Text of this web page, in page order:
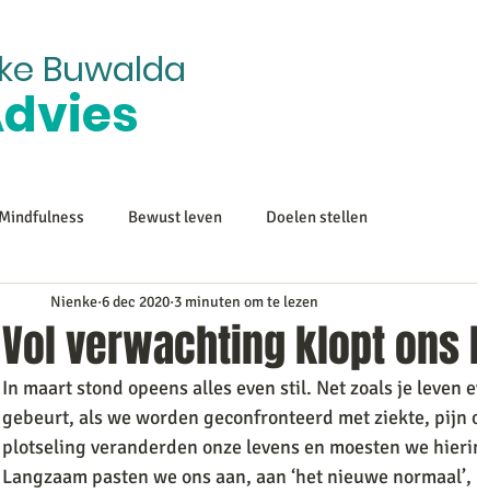
Buwalda
Mindfulness Bewust leven Doelen stellen
Vol verwachting klopt ons
Nienke 6 dec 2020 3 minuten om te lezen
In maart stond opeens alles even stil. Net zoals je leven
gebeurt, als we worden geconfronteerd met ziekte, pijn
plotseling veranderden onze levens en moesten we
Langzaam pasten we ons aan, aan ‘het nieuwe